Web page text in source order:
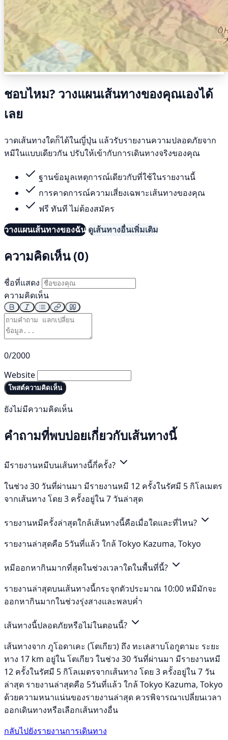
ชอบไหม? วางแผนเส้นทางของคุณเองได้
เลย
วาดเส้นทางใดก็ได้ในญี่ปุ่น แล้วรับรายงานความปลอดภัยจาก
หมีในแบบเดียวกัน ปรับให้เข้ากับการเดินทางจริงของคุณ
ฐานข้อมูลเหตุการณ์เดียวกับที่ใช้ในรายงานนี้
การคาดการณ์ความเสี่ยงเฉพาะเส้นทางของคุณ
ฟรี ทันที ไม่ต้องสมัคร
วางแผนเส้นทางของฉัน ดูเส้นทางอื่นเพิ่มเติม
ความคิดเห็น (0)
ชื่อที่แสดง
ความคิดเห็น
0/2000
Website
โพสต์ความคิดเห็น
ยังไม่มีความคิดเห็น
คำถามที่พบบ่อยเกี่ยวกับเส้นทางนี้
มีรายงานหมีบนเส้นทางนี้กี่ครั้ง?
ในช่วง 30 วันที่ผ่านมา มีรายงานหมี 12 ครั้งในรัศมี 5 กิโลเมตร
จากเส้นทาง โดย 3 ครั้งอยู่ใน 7 วันล่าสุด
รายงานหมีครั้งล่าสุดใกล้เส้นทางนี้คือเมื่อใดและที่ไหน?
รายงานล่าสุดคือ 5วันที่แล้ว ใกล้ Tokyo Kazuma, Tokyo
หมีออกหากินมากที่สุดในช่วงเวลาใดในพื้นที่นี้?
รายงานล่าสุดบนเส้นทางนี้กระจุกตัวประมาณ 10:00 หมีมักจะ
ออกหากินมากในช่วงรุ่งสางและพลบค่ำ
เส้นทางนี้ปลอดภัยหรือไม่ในตอนนี้?
เส้นทางจาก ภูโอดาเคะ (โตเกียว) ถึง ทะเลสาบโอกูตามะ ระยะ
ทาง 17 km อยู่ใน โตเกียว ในช่วง 30 วันที่ผ่านมา มีรายงานหมี
12 ครั้งในรัศมี 5 กิโลเมตรจากเส้นทาง โดย 3 ครั้งอยู่ใน 7 วัน
ล่าสุด รายงานล่าสุดคือ 5วันที่แล้ว ใกล้ Tokyo Kazuma, Tokyo
ด้วยความหนาแน่นของรายงานล่าสุด ควรพิจารณาเปลี่ยนเวลา
ออกเดินทางหรือเลือกเส้นทางอื่น
กลับไปยังรายงานการเดินทาง